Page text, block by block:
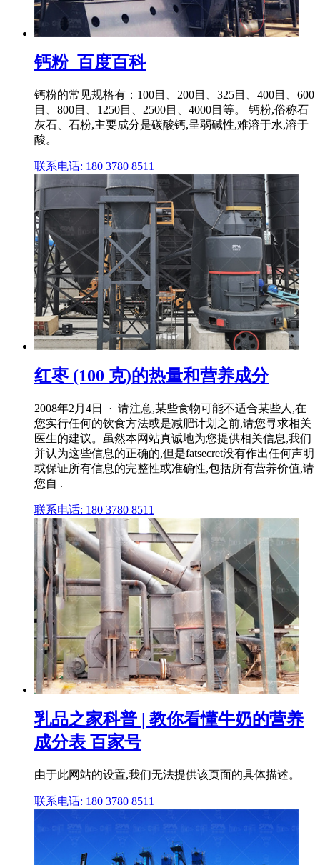
钙粉_百度百科
钙粉的常见规格有：100目、200目、325目、400目、600
目、800目、1250目、2500目、4000目等。 钙粉,俗称石
灰石、石粉,主要成分是碳酸钙,呈弱碱性,难溶于水,溶于
酸。
联系电话: 180 3780 8511
红枣 (100 克)的热量和营养成分
2008年2月4日 · 请注意,某些食物可能不适合某些人,在
您实行任何的饮食方法或是减肥计划之前,请您寻求相关
医生的建议。虽然本网站真诚地为您提供相关信息,我们
并认为这些信息的正确的,但是fatsecret没有作出任何声明
或保证所有信息的完整性或准确性,包括所有营养价值,请
您自 .
联系电话: 180 3780 8511
乳品之家科普 | 教你看懂牛奶的营养
成分表 百家号
由于此网站的设置,我们无法提供该页面的具体描述。
联系电话: 180 3780 8511